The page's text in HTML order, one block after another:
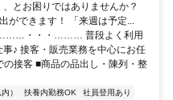
とお困りではありませんか？
ができます！ 「来週は予定...
・・・……… 普段よく利用
♪ 接客・販売業務を中心にお任
接客 ■商品の品出し・陳列・整
） 扶養内勤務OK
社員登用あり